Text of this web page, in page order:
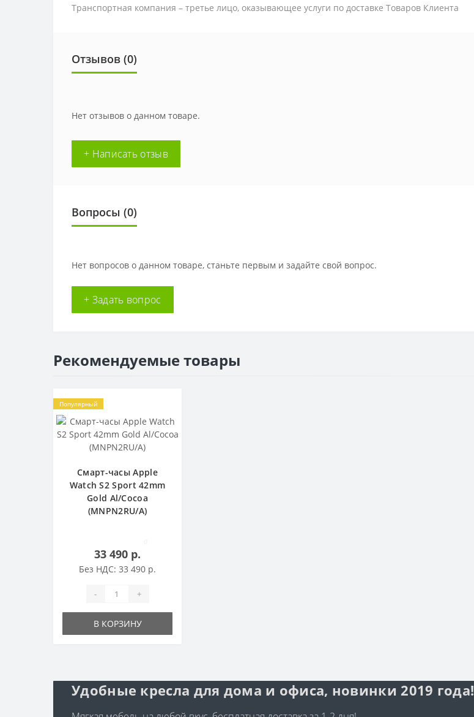
Транспортная компания – третье лицо, оказывающее услуги по доставке Товаров Клиента
Отзывов (0)
Нет отзывов о данном товаре.
+ Написать отзыв
Вопросы (0)
Нет вопросов о данном товаре, станьте первым и задайте свой вопрос.
+ Задать вопрос
Рекомендуемые товары
Популярный
Смарт-часы Apple
Watch S2 Sport 42mm
Gold Al/Cocoa
(MNPN2RU/A)
33 490 р.
Без НДС: 33 490 р.
- +
В КОРЗИНУ
Удобные кресла для дома и офиса, новинки 2019 года!